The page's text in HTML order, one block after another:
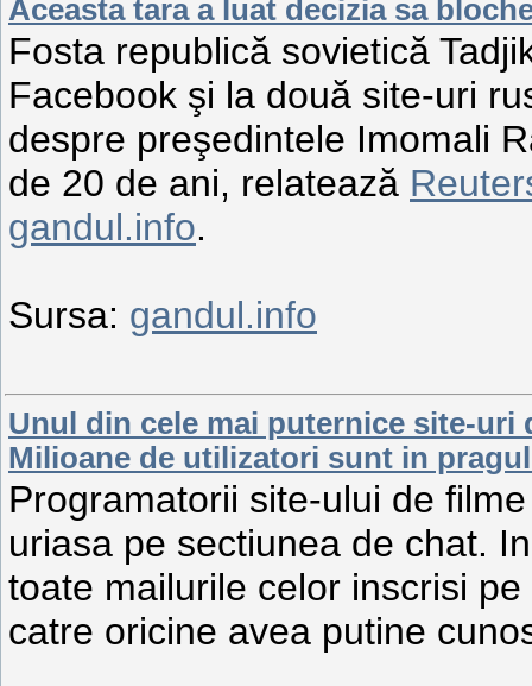
Aceasta tara a luat decizia sa
Fosta republică sovietică
Facebook şi la două site-uri
despre preşedintele Imomali
de 20 de ani, relatează
gandul.info.
Sursa: gandul.info
Unul din cele mai puternice site-uri
Milioane de utilizatori sunt in
Programatorii site-ului de
uriasa pe sectiunea de chat.
toate mailurile celor inscrisi
catre oricine avea putine